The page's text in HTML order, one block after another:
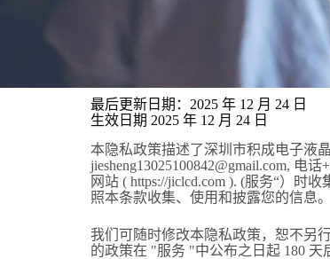
最后更新日期：2025 年 12 月 24 日
生效日期 2025 年 12 月 24 日
本隐私政策描述了深圳市积成电子液
jiesheng13025100842@gmail.com,
网站 ( https://jiclcd.com ). (服务“）时
照本条款收集、使用和披露您的信息
我们可随时修改本隐私政策，恕不另
的政策在 "服务 "中公布之日起 180